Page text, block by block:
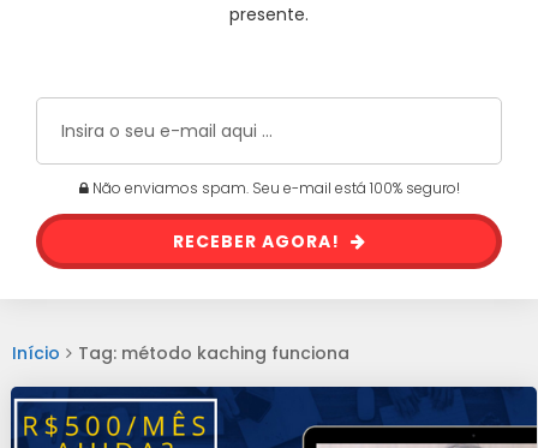
presente.
Não enviamos spam. Seu e-mail está 100% seguro!
RECEBER AGORA!
Início Tag: método kaching funciona